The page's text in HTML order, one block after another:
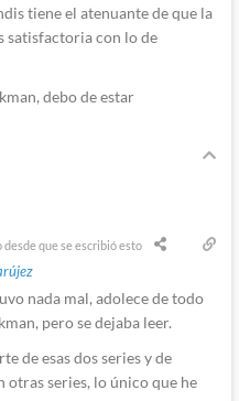
tiene el atenuante de que la
satisfactoria con lo de
debo de estar
desde que se escribió esto
nada mal, adolece de todo
pero se dejaba leer.
de esas dos series y de
otras series, lo único que he